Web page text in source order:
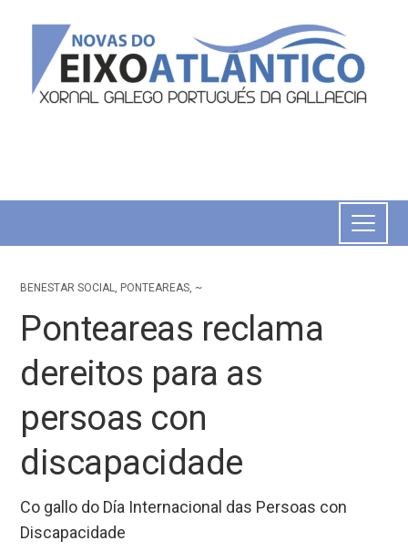
BENESTAR SOCIAL, PONTEAREAS, ~
Ponteareas reclama
dereitos para as
persoas con
discapacidade
Co gallo do Día Internacional das Persoas con
Discapacidade